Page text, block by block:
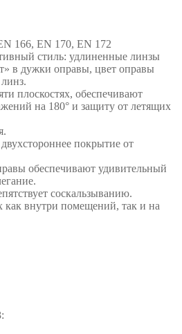
166, EN 170, EN 172
стиль: удлиненные линзы
в дужки оправы, цвет оправы
плоскостях, обеспечивают
на 180° и защиту от летящих
покрытие от
обеспечивают удивительный
соскальзыванию.
как внутри помещений, так и на